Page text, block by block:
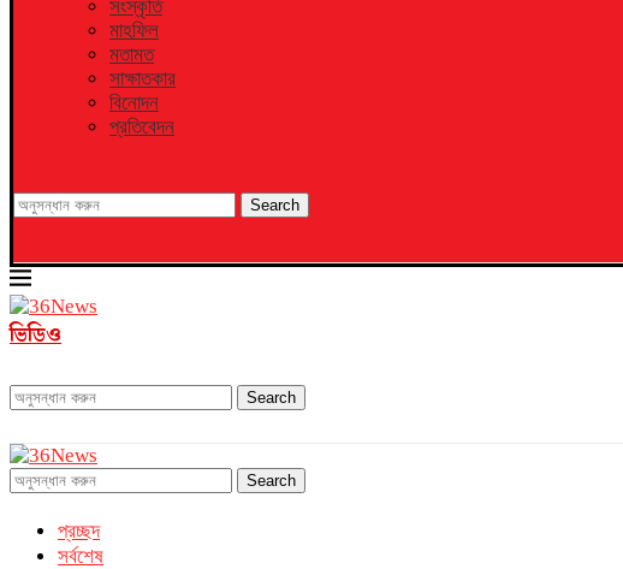
সংস্কৃতি
মাহফিল
মতামত
সাক্ষাতকার
বিনোদন
প্রতিবেদন
Search
ভিডিও
Search
Search
প্রচ্ছদ
সর্বশেষ